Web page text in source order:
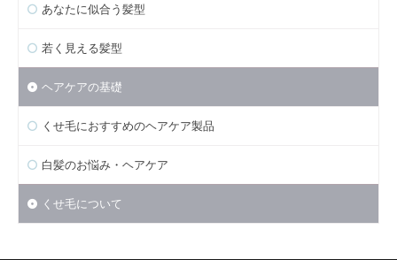
あなたに似合う髪型
若く見える髪型
ヘアケアの基礎
くせ毛におすすめのヘアケア製品
白髪のお悩み・ヘアケア
くせ毛について